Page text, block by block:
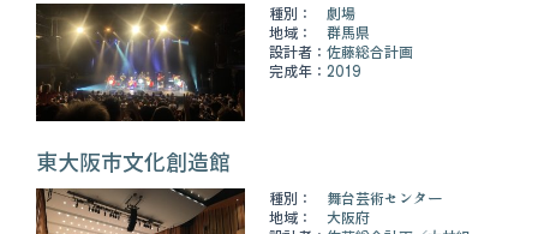
種別：
劇場
地域：
群馬県
設計者： 佐藤総合計画
完成年： 2019
東大阪市文化創造館
種別：
舞台芸術センター
地域：
大阪府